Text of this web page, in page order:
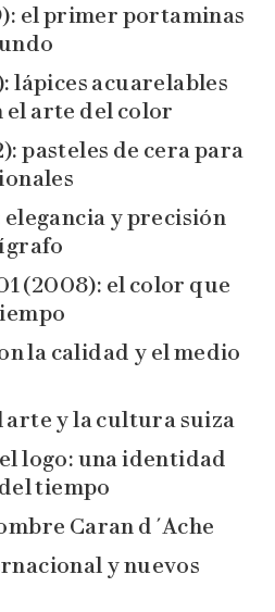
el primer portaminas
lápices acuarelables
el arte del color
pasteles de cera para
y precisión
(2008): el color que
la calidad y el medio
y la cultura suiza
logo: una identidad
tiempo
Caran d´Ache
y nuevos